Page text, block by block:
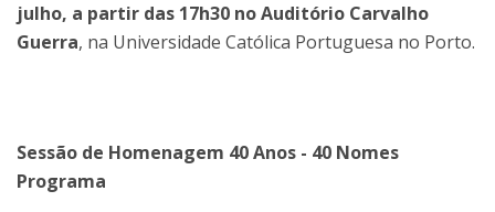
julho, a partir das 17h30 no Auditório Carvalho
Guerra, na Universidade Católica Portuguesa no Porto.
Sessão de Homenagem 40 Anos - 40 Nomes
Programa